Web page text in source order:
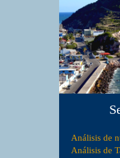
Análisis de
Análisis de